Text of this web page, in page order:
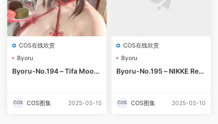
COS在线欣赏
Byoru
Byoru-No.194 – Tifa Moon
COS图集 2025-05-15
COS在线欣赏
Byoru
Byoru-No.195 – NIKKE Red
COS图集 2025-05-10